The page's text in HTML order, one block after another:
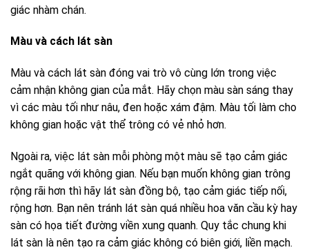
giác nhàm chán.
Màu và cách lát sàn
Màu và cách lát sàn đóng vai trò vô cùng lớn trong việc
cảm nhận không gian của mắt. Hãy chọn màu sàn sáng thay
vì các màu tối như nâu, đen hoặc xám đậm. Màu tối làm cho
không gian hoặc vật thể trông có vẻ nhỏ hơn.
Ngoài ra, việc lát sàn mỗi phòng một màu sẽ tạo cảm giác
ngắt quãng với không gian. Nếu bạn muốn không gian trông
rộng rãi hơn thì hãy lát sàn đồng bộ, tạo cảm giác tiếp nối,
rộng hơn. Bạn nên tránh lát sàn quá nhiều hoa văn cầu kỳ hay
sàn có họa tiết đường viền xung quanh. Quy tắc chung khi
lát sàn là nên tạo ra cảm giác không có biên giới, liền mạch.